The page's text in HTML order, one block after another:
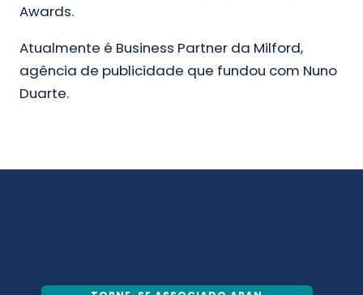
Awards.
Atualmente é Business Partner da Milford,
agência de publicidade que fundou com Nuno
Duarte.